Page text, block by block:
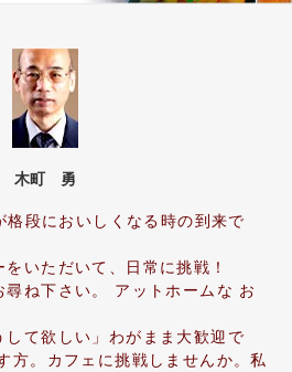
木町 勇
格段においしくなる時の到来で
いただいて、日常に挑戦！
尋ね下さい。 アットホームな お
して欲しい」わがまま大歓迎で
方。カフェに挑戦しませんか。私